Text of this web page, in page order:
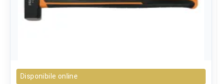
Disponibile online